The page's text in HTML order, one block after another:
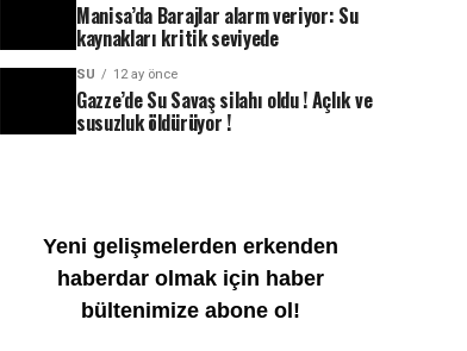
Manisa’da Barajlar alarm veriyor: Su
kaynakları kritik seviyede
SU 12 ay önce
Gazze’de Su Savaş silahı oldu ! Açlık ve
susuzluk öldürüyor !
Yeni gelişmelerden erkenden
haberdar olmak için haber
bültenimize abone ol!